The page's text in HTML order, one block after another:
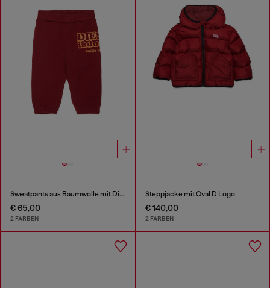
Sweatpants aus Baumwolle mit Diesel Industry Print
€ 65,00
2 FARBEN
Steppjacke mit Oval D Logo
€ 140,00
2 FARBEN